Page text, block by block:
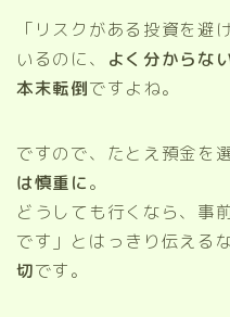
「リスクがある投資を避
いるのに、
よく分からな
本末転倒ですよね。
ですので、たとえ預金を
は慎重に。
どうしても行くなら、事
です」とはっきり伝えるな
切です。